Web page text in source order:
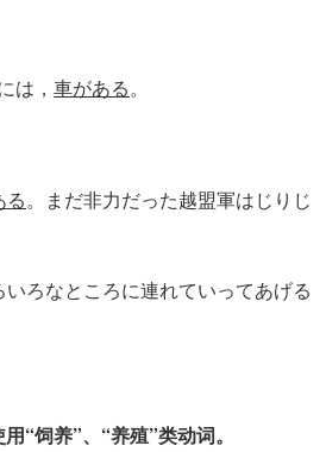
は， 車がある。
る。まだ非力だった越盟軍はじりじ
ろなところに連れていってあげる
“饲养”、“养殖”类动词。